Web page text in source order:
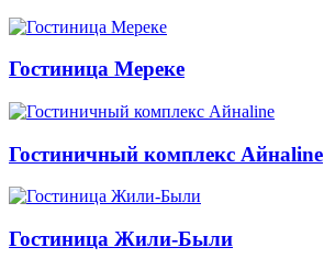
Гостиница Мереке
Гостиничный комплекс Айнаline
Гостиница Жили-Были